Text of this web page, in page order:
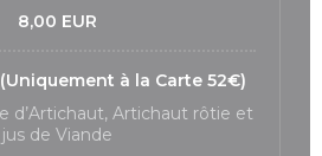
8,00 EUR
à la Carte 52€)
d’Artichaut, Artichaut rôtie et
jus de Viande